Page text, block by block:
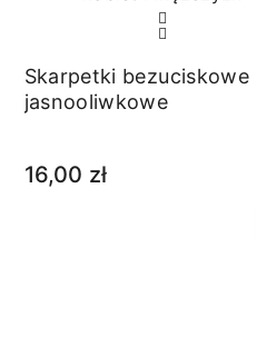
Skarpetki bezuciskowe
jasnooliwkowe
16,00 zł